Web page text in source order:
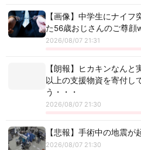
【画像】中学生にナイフ
た56歳おじさんのご尊
2026/08/07 21:31
【朗報】ヒカキンなんと
以上の支援物資を寄付し
う・・・
2026/08/07 21:30
【悲報】手術中の地震が
2026/08/07 21:30